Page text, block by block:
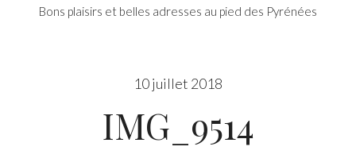
Bons plaisirs et belles adresses au pied des Pyrénées
10 juillet 2018
IMG_9514